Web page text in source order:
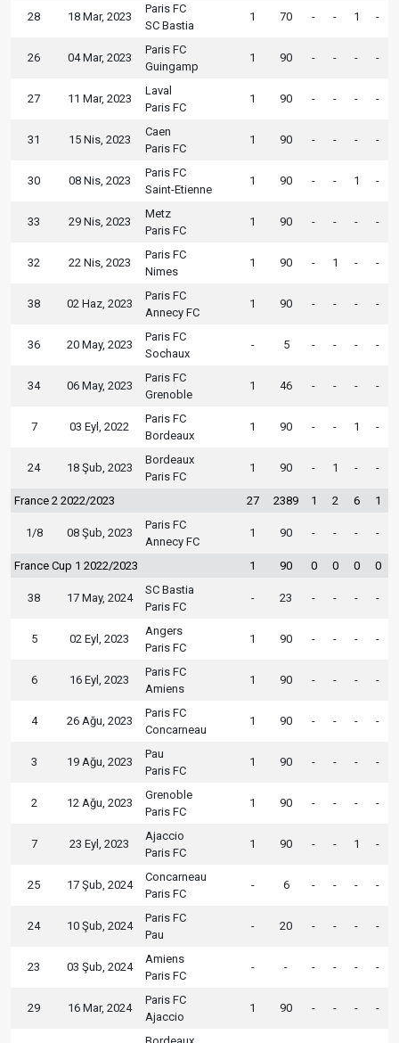
28 18 Mar, 2023
Paris FC
SC Bastia
1 70 - - 1 -
26 04 Mar, 2023
Paris FC
Guingamp
1 90 - - - -
27 11 Mar, 2023
Laval
Paris FC
1 90 - - - -
31 15 Nis, 2023
Caen
Paris FC
1 90 - - - -
30 08 Nis, 2023
Paris FC
Saint-Etienne
1 90 - - 1 -
33 29 Nis, 2023
Metz
Paris FC
1 90 - - - -
32 22 Nis, 2023
Paris FC
Nimes
1 90 - 1 - -
38 02 Haz, 2023
Paris FC
Annecy FC
1 90 - - - -
36 20 May, 2023
Paris FC
Sochaux
- 5 - - - -
34 06 May, 2023
Paris FC
Grenoble
1 46 - - - -
7 03 Eyl, 2022
Paris FC
Bordeaux
1 90 - - 1 -
24 18 Şub, 2023
Bordeaux
Paris FC
1 90 - 1 - -
France 2 2022/2023 27 2389 1 2 6 1
1/8 08 Şub, 2023
Paris FC
Annecy FC
1 90 - - - -
France Cup 1 2022/2023 1 90 0 0 0 0
38 17 May, 2024
SC Bastia
Paris FC
- 23 - - - -
5 02 Eyl, 2023
Angers
Paris FC
1 90 - - - -
6 16 Eyl, 2023
Paris FC
Amiens
1 90 - - - -
4 26 Ağu, 2023
Paris FC
Concarneau
1 90 - - - -
3 19 Ağu, 2023
Pau
Paris FC
1 90 - - - -
2 12 Ağu, 2023
Grenoble
Paris FC
1 90 - - - -
7 23 Eyl, 2023
Ajaccio
Paris FC
1 90 - - 1 -
25 17 Şub, 2024
Concarneau
Paris FC
- 6 - - - -
24 10 Şub, 2024
Paris FC
Pau
- 20 - - - -
23 03 Şub, 2024
Amiens
Paris FC
- - - - - -
29 16 Mar, 2024
Paris FC
Ajaccio
1 90 - - - -